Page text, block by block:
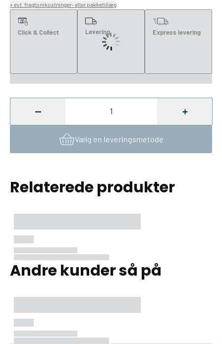
+ evt. fragtomkostninger- eller pakketillæg
Click & Collect Levering Express levering
Færre
Flere
Vælg en leveringsmetode
Relaterede produkter
Loading...
Andre kunder så på